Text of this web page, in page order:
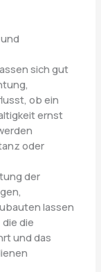
sich gut
ob ein
ernst
oder
der
lassen
die
und das